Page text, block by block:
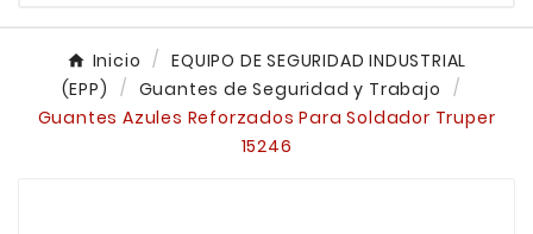
Inicio
EQUIPO DE SEGURIDAD INDUSTRIAL
(EPP)
Guantes de Seguridad y Trabajo
Guantes Azules Reforzados Para Soldador Truper
15246